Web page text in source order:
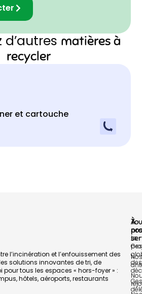
d’autres matières à
recycler
et cartouche
l’incinération et l’enfouissement des
solutions innovantes de tri, de
tous les espaces « hors-foyer » :
hôtels, aéroports, restaurants
À
Le
Nos
nos
des